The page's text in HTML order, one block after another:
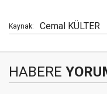
Kaynak: Cemal KÜLTER
HABERE